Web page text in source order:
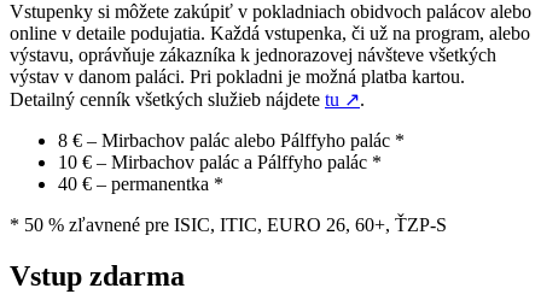
Vstupenky si môžete zakúpiť v pokladniach obidvoch palácov alebo
online v detaile podujatia. Každá vstupenka, či už na program, alebo
výstavu, oprávňuje zákazníka k jednorazovej návšteve všetkých
výstav v danom paláci. Pri pokladni je možná platba kartou.
Detailný cenník všetkých služieb nájdete tu ↗.
8 € – Mirbachov palác alebo Pálffyho palác *
10 € – Mirbachov palác a Pálffyho palác *
40 € – permanentka *
* 50 % zľavnené pre ISIC, ITIC, EURO 26, 60+, ŤZP-S
Vstup zdarma